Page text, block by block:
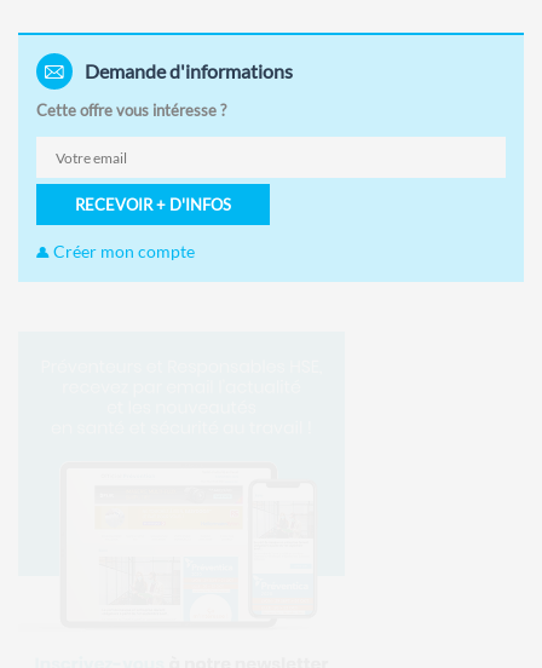
Demande d'informations
Cette offre vous intéresse ?
RECEVOIR + D'INFOS
Créer mon compte